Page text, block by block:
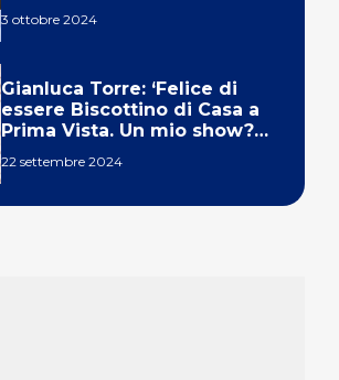
3 ottobre 2024
Gianluca Torre: ‘Felice di
essere Biscottino di Casa a
Prima Vista. Un mio show?
22 settembre 2024